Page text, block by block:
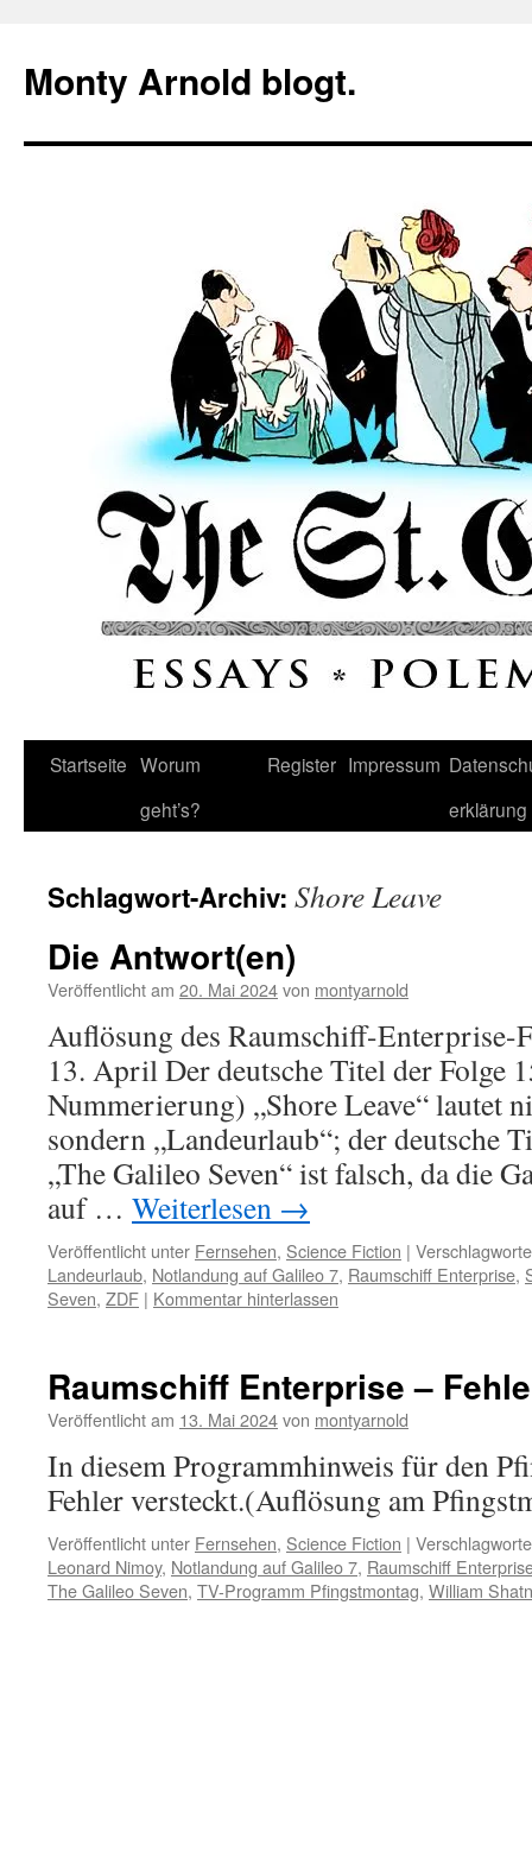
springen
Monty Arnold blogt.
Startseite Worum
geht’s?
Register Impressum
erklärung
Schlagwort-Archiv: Shore Leave
Die Antwort(en)
Veröffentlicht am 20. Mai 2024von montyarnold
Auflösung des Raumschiff-Enterprise-
13. April Der deutsche Titel der Folge
Nummerierung) „Shore Leave“ lautet
sondern „Landeurlaub“; der deutsche
„The Galileo Seven“ ist falsch, da die
auf … Weiterlesen →
Veröffentlicht unter Fernsehen, Science Fiction |
Landeurlaub, Notlandung auf Galileo 7, Raumschiff Enterprise,
Seven, ZDF | Kommentar hinterlassen
Raumschiff Enterprise –
Veröffentlicht am 13. Mai 2024von montyarnold
In diesem Programmhinweis für den
Fehler versteckt.(Auflösung am
Veröffentlicht unter Fernsehen, Science Fiction |
Leonard Nimoy, Notlandung auf Galileo 7, Raumschiff
The Galileo Seven, TV-Programm Pfingstmontag, William